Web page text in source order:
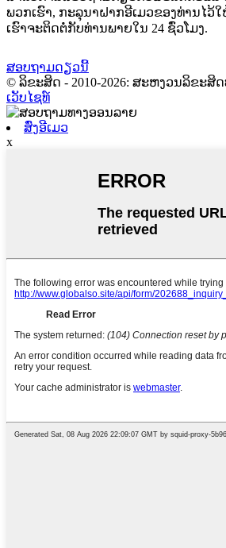
ພວກເຮົາ, ກະລຸນາຝາກອີເມວຂອງທ່ານໄວ້
ເຮົາຈະຕິດຕໍ່ກັບທ່ານພາຍໃນ 24 ຊົ່ວໂມງ.
ສອບຖາມດຽວນີ້
© ລິຂະສິດ - 2010-2026: ສະຫງວນລິຂະສິ
ເວັບໄຊທ໌
ສົ່ງອີເມວ
x